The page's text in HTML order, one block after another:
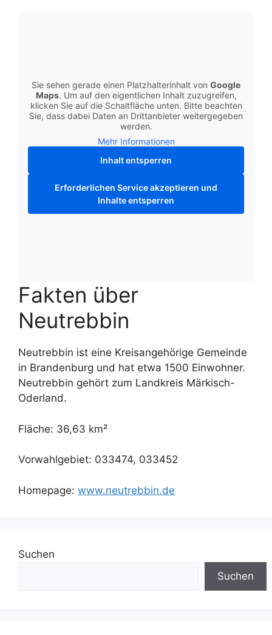
Sie sehen gerade einen Platzhalterinhalt von Google
Maps. Um auf den eigentlichen Inhalt zuzugreifen,
klicken Sie auf die Schaltfläche unten. Bitte beachten
Sie, dass dabei Daten an Drittanbieter weitergegeben
werden.
Mehr Informationen
Inhalt entsperren
Erforderlichen Service akzeptieren und
Inhalte entsperren
Fakten über
Neutrebbin
Neutrebbin ist eine Kreisangehörige Gemeinde
in Brandenburg und hat etwa 1500 Einwohner.
Neutrebbin gehört zum Landkreis Märkisch-
Oderland.
Fläche: 36,63 km²
Vorwahlgebiet: 033474, 033452
Homepage: www.neutrebbin.de
Suchen
Suchen